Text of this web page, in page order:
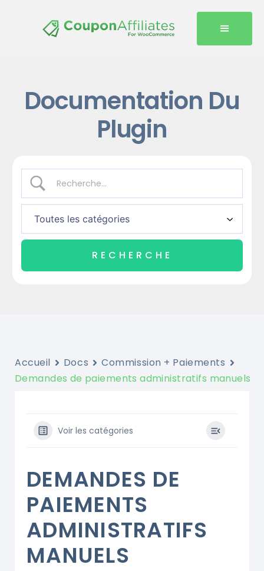
Documentation Du
Plugin
Accueil Docs
Commission + Paiements
Demandes de paiements administratifs manuels
Voir les catégories
DEMANDES DE
PAIEMENTS
ADMINISTRATIFS
MANUELS